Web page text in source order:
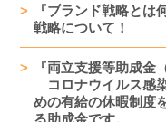
『ブランド戦略と
戦略について！
『両立支援等助成金
コロナウイルス感
めの有給の休暇制度